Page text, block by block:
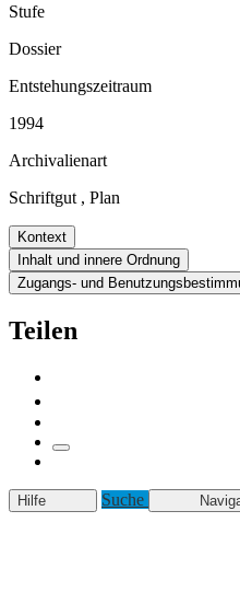
Stufe
Dossier
Entstehungszeitraum
1994
Archivalienart
Schriftgut , Plan
Kontext
Inhalt und innere Ordnung
Zugangs- und
Teilen
Hilfe Suche